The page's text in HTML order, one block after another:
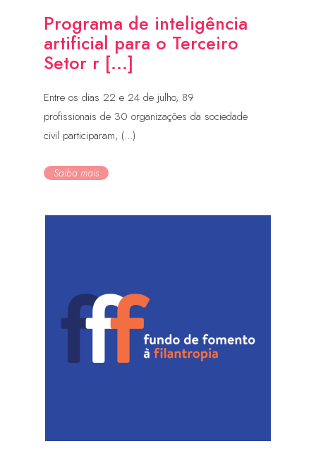
Programa de inteligência
artificial para o Terceiro
Setor r [...]
Entre os dias 22 e 24 de julho, 89
profissionais de 30 organizações da sociedade
civil participaram, (...)
Saiba mais